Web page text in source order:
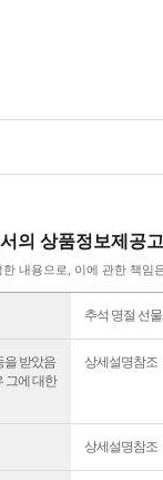
의 상품정보제공고
내용으로, 이에 관한 책임
추석 명절 선
을 받았음
그에 대한
상세설명참조
상세설명참조